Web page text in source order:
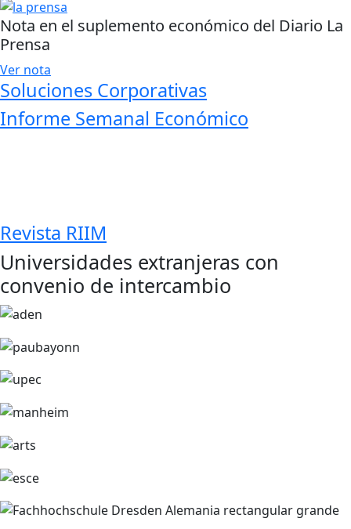
Nota en el suplemento económico del Diario La
Prensa
Ver nota
Soluciones Corporativas
Informe Semanal Económico
Revista RIIM
Universidades extranjeras con
convenio de intercambio